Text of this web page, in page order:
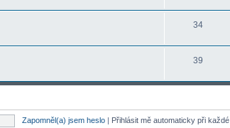
34
39
Zapomněl(a) jsem heslo | Přihlásit mě automaticky při